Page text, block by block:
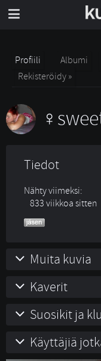
Profiili Albumi
Rekisteröidy »
Tiedot
Nähty viimeksi:
833 viikkoa sitten
Muita kuvia
Kaverit
Suosikit ja
Käyttäjiä